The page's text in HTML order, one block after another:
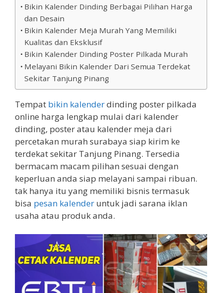
Bikin Kalender Dinding Berbagai Pilihan Harga
dan Desain
Bikin Kalender Meja Murah Yang Memiliki
Kualitas dan Eksklusif
Bikin Kalender Dinding Poster Pilkada Murah
Melayani Bikin Kalender Dari Semua Terdekat
Sekitar Tanjung Pinang
Tempat bikin kalenderdinding poster pilkada
online harga lengkap mulai dari kalender
dinding, poster atau kalender meja dari
percetakan murah surabaya siap kirim ke
terdekat sekitar Tanjung Pinang. Tersedia
bermacam macam pilihan sesuai dengan
keperluan anda siap melayani sampai ribuan.
tak hanya itu yang memiliki bisnis termasuk
bisa pesan kalender untuk jadi sarana iklan
usaha atau produk anda.